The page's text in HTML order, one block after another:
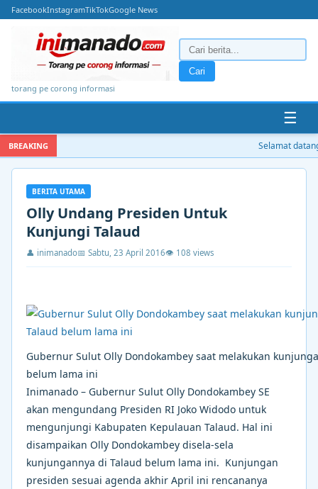
FacebookInstagramTikTokGoogle News
torang pe corong informasi
Cari
☰
BREAKING Selamat
BERITA UTAMA
Olly Undang Presiden Untuk
Kunjungi Talaud
👤 inimanado📅 Sabtu, 23 April 2016👁 108 views
Gubernur Sulut Olly Dondokambey saat melakukan
belum lama ini
Inimanado – Gubernur Sulut Olly Dondokambey SE
akan mengundang Presiden RI Joko Widodo untuk
mengunjungi Kabupaten Kepulauan Talaud. Hal ini
disampaikan Olly Dondokambey disela-sela
kunjungannya di Talaud belum lama ini. Kunjungan
presiden sesuai agenda akhir April ini rencananya